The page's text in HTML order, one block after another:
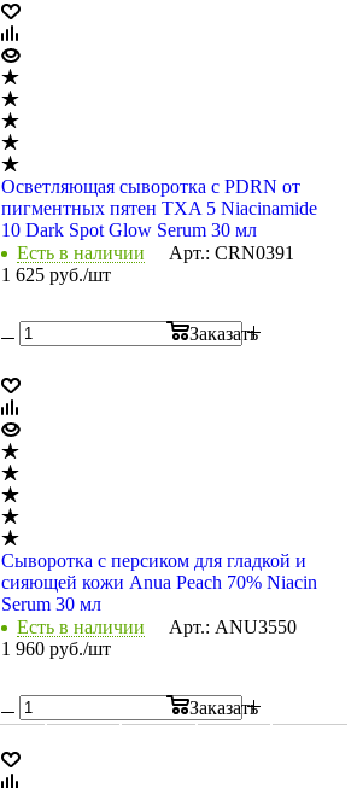
Осветляющая сыворотка c PDRN от
пигментных пятен TXA 5 Niacinamide
10 Dark Spot Glow Serum 30 мл
Есть в наличии
Арт.: CRN0391
1 625 руб./шт
Заказать
Сыворотка с персиком для гладкой и
сияющей кожи Anua Peach 70% Niacin
Serum 30 мл
Есть в наличии
Арт.: ANU3550
1 960 руб./шт
Заказать